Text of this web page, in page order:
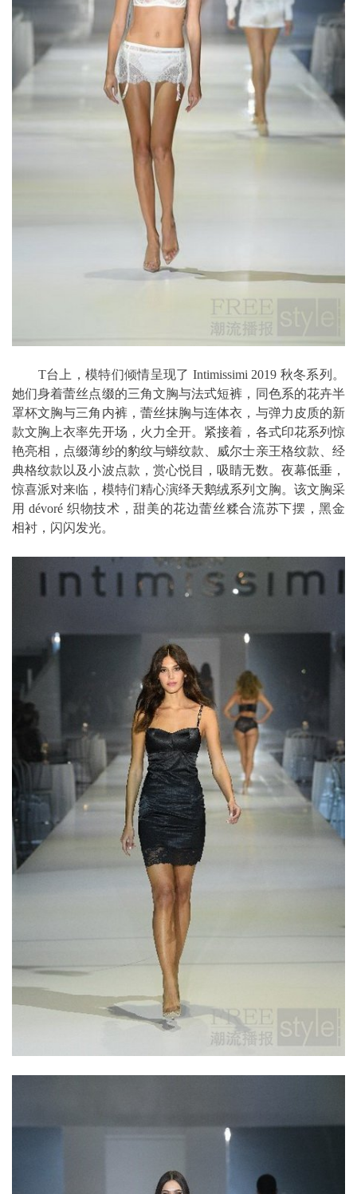
T台上，模特们倾情呈现了 Intimissimi 2019 秋冬系列。
她们身着蕾丝点缀的三角文胸与法式短裤，同色系的花卉半
罩杯文胸与三角内裤，蕾丝抹胸与连体衣，与弹力皮质的新
款文胸上衣率先开场，火力全开。紧接着，各式印花系列惊
艳亮相，点缀薄纱的豹纹与蟒纹款、威尔士亲王格纹款、经
典格纹款以及小波点款，赏心悦目，吸睛无数。夜幕低垂，
惊喜派对来临，模特们精心演绎天鹅绒系列文胸。该文胸采
用 dévoré 织物技术，甜美的花边蕾丝糅合流苏下摆，黑金
相衬，闪闪发光。